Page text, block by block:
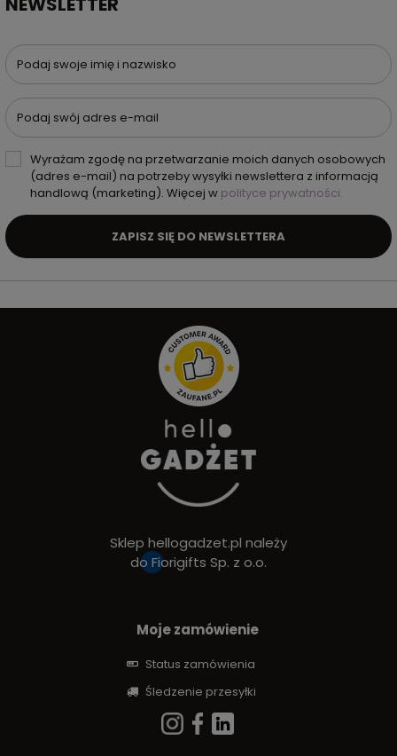
Podaj swoje imię i nazwisko
Podaj swój adres e-mail
Wyrażam zgodę na przetwarzanie moich danych osobowych
(adres e-mail) na potrzeby wysyłki newslettera z informacją
handlową (marketing). Więcej w polityce prywatności.
ZAPISZ SIĘ DO NEWSLETTERA
Sklep hellogadzet.pl należy
do Fiorigifts Sp. z o.o.
Moje zamówienie
Status zamówienia
Śledzenie przesyłki